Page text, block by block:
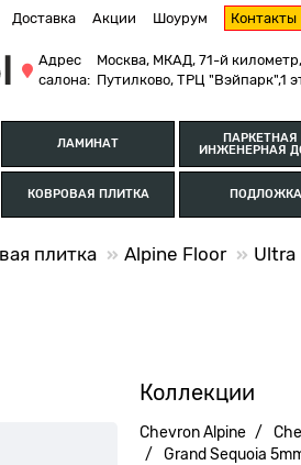
Доставка Акции Шоурум Контакты
Адрес
салона:
Москва, МКАД, 71-й
Путилково, ТРЦ "Вэйпарк",1
ЛАМИНАТ
ПАРКЕТНАЯ
ИНЖЕНЕРНАЯ
КОВРОВАЯ ПЛИТКА ПОДЛОЖКА
плитка Alpine Floor Ultra
Коллекции
Chevron Alpine
Grand Sequoia